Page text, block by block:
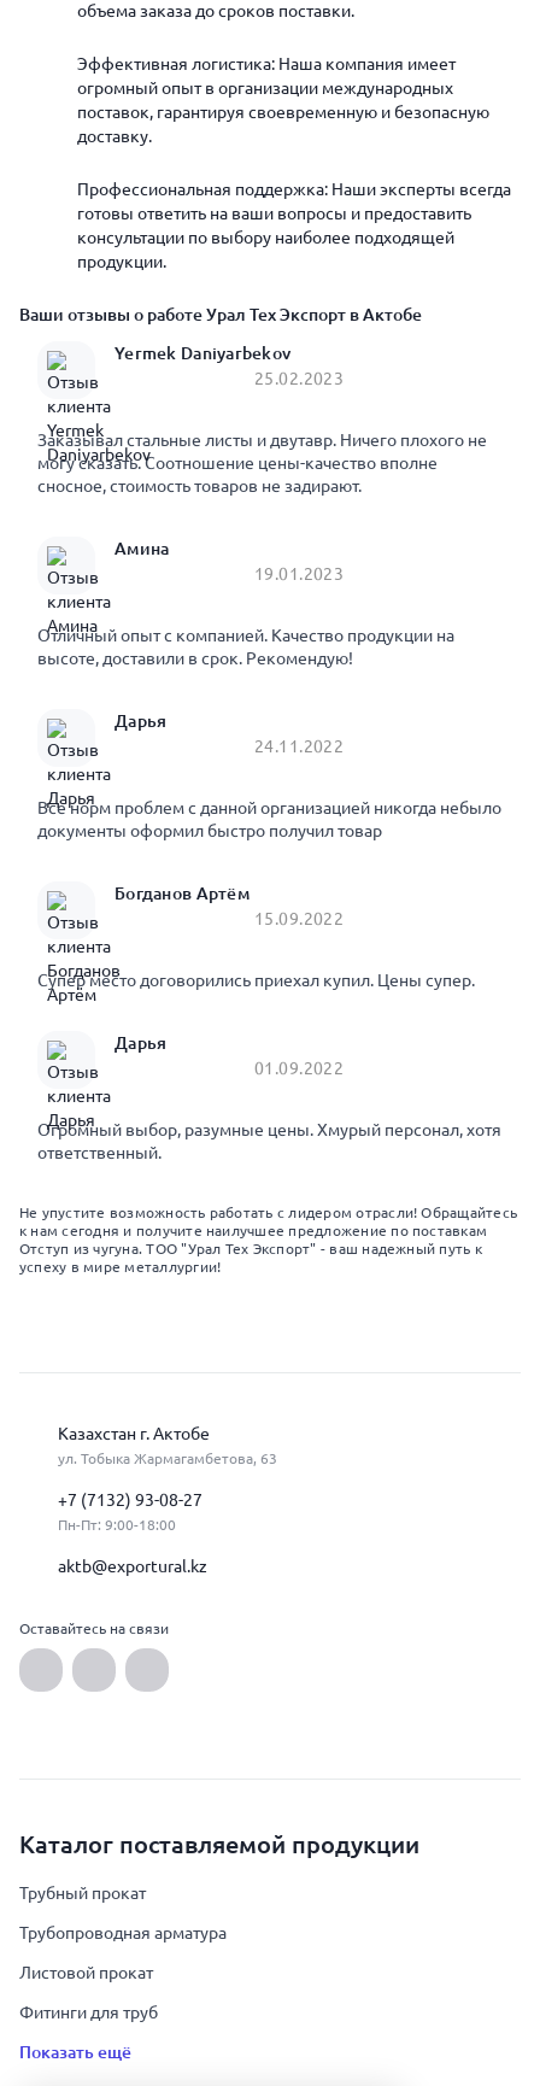
объема заказа до сроков поставки.
Эффективная логистика: Наша компания имеет
огромный опыт в организации международных
поставок, гарантируя своевременную и безопасную
доставку.
Профессиональная поддержка: Наши эксперты всегда
готовы ответить на ваши вопросы и предоставить
консультации по выбору наиболее подходящей
продукции.
Ваши отзывы о работе Урал Тех Экспорт в Актобе
Yermek Daniyarbekov
25.02.2023
Заказывал стальные листы и двутавр. Ничего плохого не
могу сказать. Соотношение цены-качество вполне
сносное, стоимость товаров не задирают.
Амина
19.01.2023
Отличный опыт с компанией. Качество продукции на
высоте, доставили в срок. Рекомендую!
Дарья
24.11.2022
Все норм проблем с данной организацией никогда небыло
документы оформил быстро получил товар
Богданов Артём
15.09.2022
Супер место договорились приехал купил. Цены супер.
Дарья
01.09.2022
Огромный выбор, разумные цены. Хмурый персонал, хотя
ответственный.
Не упустите возможность работать с лидером отрасли! Обращайтесь
к нам сегодня и получите наилучшее предложение по поставкам
Отступ из чугуна. ТОО "Урал Тех Экспорт" - ваш надежный путь к
успеху в мире металлургии!
Казахстан г. Актобе
ул. Тобыка Жармагамбетова, 63
+7 (7132) 93-08-27
Пн-Пт: 9:00-18:00
aktb@exportural.kz
Оставайтесь на связи
Каталог поставляемой продукции
Трубный прокат
Трубопроводная арматура
Листовой прокат
Фитинги для труб
Показать ещё